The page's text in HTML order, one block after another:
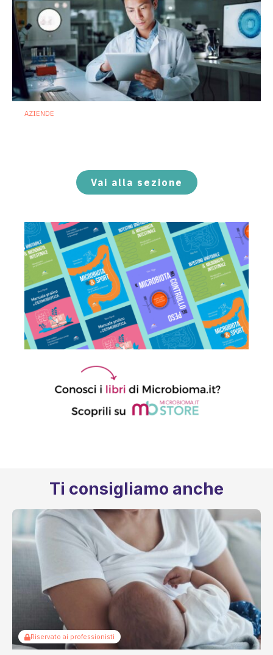
AZIENDE
Vai alla sezione
Ti consigliamo anche
Riservato ai professionisti